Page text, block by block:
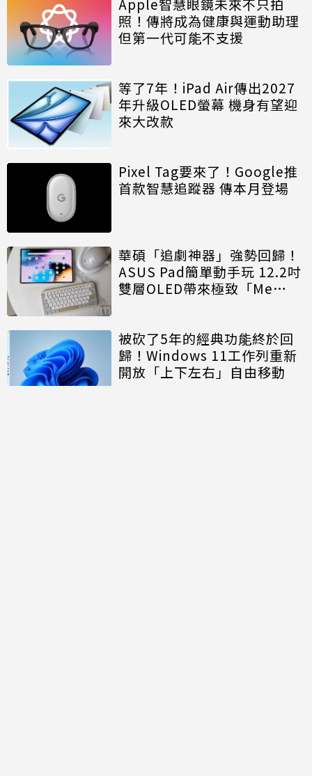
Apple智慧眼鏡未來不只拍
照！傳將成為健康與運動助理
但第一代可能不支援
等了7年！iPad Air傳出2027
年升級OLED螢幕 機身有望迎
來大改款
Pixel Tag要來了！Google推
首款智慧追蹤器 傳本月登場
華碩「追劇神器」強勢回歸！
ASUS Pad簡單動手玩 12.2吋
雙層OLED帶來極致「Me
被砍了5年的經典功能終於回
歸！Windows 11工作列重新
開放「上下左右」自由移動